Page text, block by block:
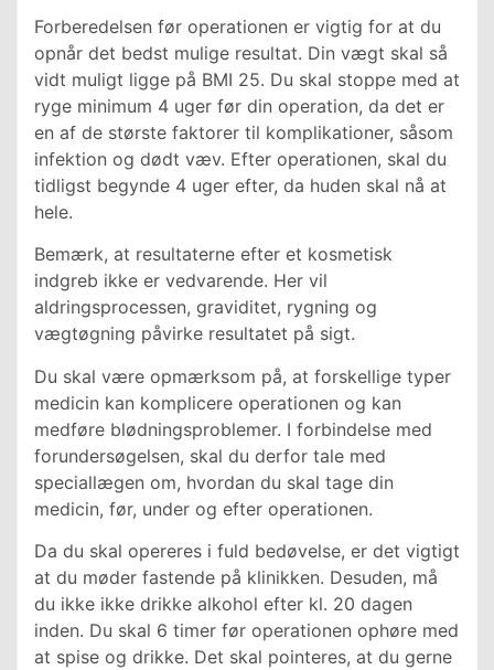
Forberedelsen før operationen er vigtig for at du
opnår det bedst mulige resultat. Din vægt skal så
vidt muligt ligge på BMI 25. Du skal stoppe med at
ryge minimum 4 uger før din operation, da det er
en af de største faktorer til komplikationer, såsom
infektion og dødt væv. Efter operationen, skal du
tidligst begynde 4 uger efter, da huden skal nå at
hele.
Bemærk, at resultaterne efter et kosmetisk
indgreb ikke er vedvarende. Her vil
aldringsprocessen, graviditet, rygning og
vægtøgning påvirke resultatet på sigt.
Du skal være opmærksom på, at forskellige typer
medicin kan komplicere operationen og kan
medføre blødningsproblemer. I forbindelse med
forundersøgelsen, skal du derfor tale med
speciallægen om, hvordan du skal tage din
medicin, før, under og efter operationen.
Da du skal opereres i fuld bedøvelse, er det vigtigt
at du møder fastende på klinikken. Desuden, må
du ikke ikke drikke alkohol efter kl. 20 dagen
inden. Du skal 6 timer før operationen ophøre med
at spise og drikke. Det skal pointeres, at du gerne